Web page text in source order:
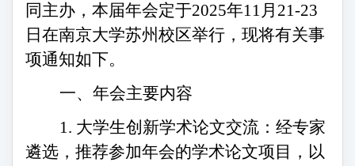
同主办，本届年会定于2025年11月 21-23
日在南京大学苏州校区举行，现将有关事
项通知如下。
一、年会主要内容
1. 大学生创新学术论文交流：经专家
遴选，推荐参加年会的学术论文项目，以